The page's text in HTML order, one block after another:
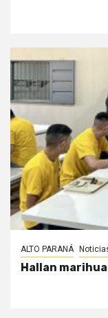
ALTO PARANÁ
Hallan